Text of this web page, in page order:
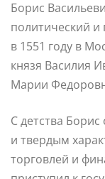
Борис
политический и
в 1551 году в
князя Василия
Марии
С детства
и твердым
торговлей и